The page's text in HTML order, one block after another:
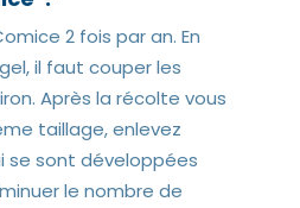
2 fois par an. En
il faut couper les
Après la récolte vous
taillage, enlevez
se sont développées
le nombre de